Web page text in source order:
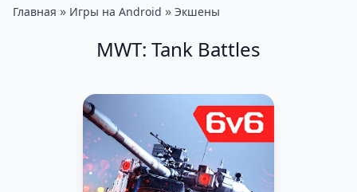
Главная » Игры на Android » Экшены
MWT: Tank Battles